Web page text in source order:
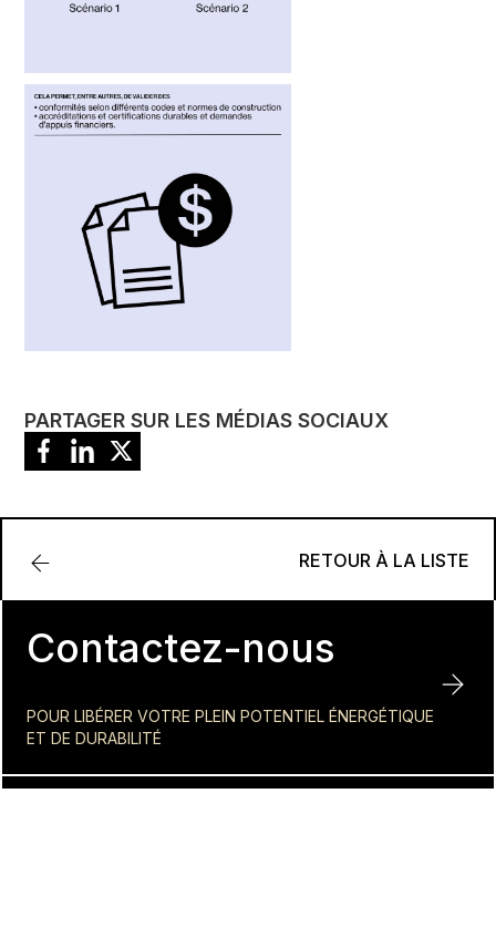
PARTAGER SUR LES MÉDIAS SOCIAUX
RETOUR À LA LISTE
Contactez-nous
POUR LIBÉRER VOTRE PLEIN POTENTIEL ÉNERGÉTIQUE
ET DE DURABILITÉ